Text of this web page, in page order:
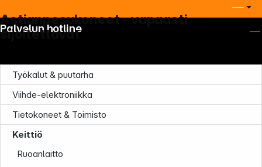
Astianpesukoneet - vapaasti
sijoitettavat
Työkalut & puutarha
Viihde-elektroniikka
Tietokoneet & Toimisto
Keittiö
Ruoanlaitto
Palvelun hotline
Yritys